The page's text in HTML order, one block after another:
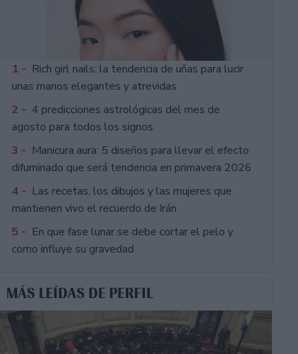
1 - Rich girl nails: la tendencia de uñas para lucir
unas manos elegantes y atrevidas
2 - 4 predicciones astrológicas del mes de
agosto para todos los signos
3 - Manicura aura: 5 diseños para llevar el efecto
difuminado que será tendencia en primavera 2026
4 - Las recetas, los dibujos y las mujeres que
mantienen vivo el recuerdo de Irán
5 - En que fase lunar se debe cortar el pelo y
como influye su gravedad
MÁS LEÍDAS DE PERFIL